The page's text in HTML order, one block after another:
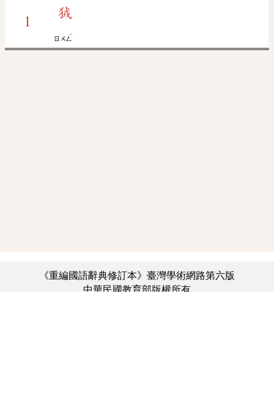
1
狨
ㄖㄨㄥ
ˊ
《重編國語辭典修訂本》臺灣學術網路第六版
中華民國教育部版權所有